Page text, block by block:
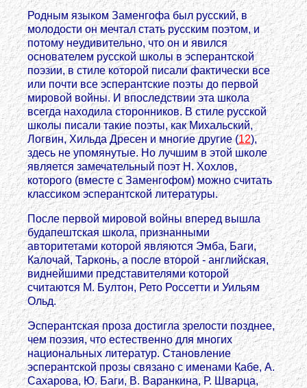
Родным языком Заменгофа был русский, в
молодости он мечтал стать русским поэтом, и
потому неудивительно, что он и явился
основателем русской школы в эсперантской
поэзии, в стиле которой писали фактически все
или почти все эсперантские поэты до первой
мировой войны. И впоследствии эта школа
всегда находила сторонников. В стиле русской
школы писали такие поэты, как Михальский,
Логвин, Хильда Дресен и многие другие (12),
здесь не упомянутые. Но лучшим в этой школе
является замечательный поэт Н. Хохлов,
которого (вместе с Заменгофом) можно считать
классиком эсперантской литературы.
После первой мировой войны вперед вышла
будапештская школа, признанными
авторитетами которой являются Эмба, Баги,
Калочай, Тарконь, а после второй - английская,
виднейшими представителями которой
считаются М. Бултон, Рето Россетти и Уильям
Ольд.
Эсперантская проза достигла зрелости позднее,
чем поэзия, что естественно для многих
национальных литератур. Становление
эсперантской прозы связано с именами Кабе, А.
Сахарова, Ю. Баги, В. Варанкина, Р. Шварца,